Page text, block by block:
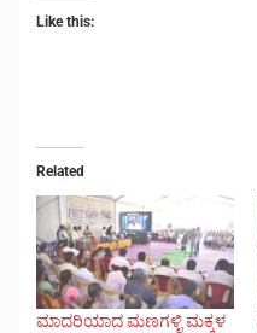
Like this:
Related
ಮಾದರಿಯಾದ ಮಣಗಳ್ಳಿ ಮಕ್ಕಳ